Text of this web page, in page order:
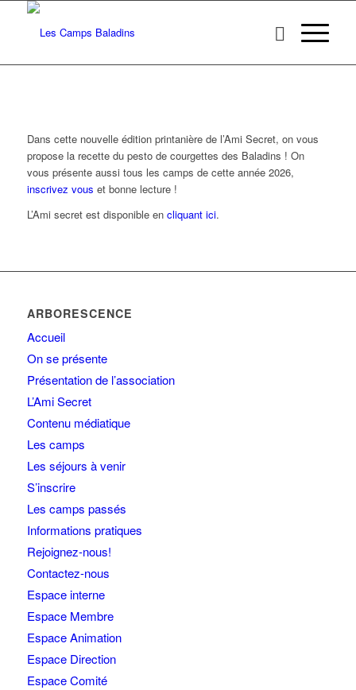
Dans cette nouvelle édition printanière de l’Ami Secret, on vous
propose la recette du pesto de courgettes des Baladins ! On
vous présente aussi tous les camps de cette année 2026,
inscrivez vous et bonne lecture !
L’Ami secret est disponible en cliquant ici.
ARBORESCENCE
Accueil
On se présente
Présentation de l’association
L’Ami Secret
Contenu médiatique
Les camps
Les séjours à venir
S’inscrire
Les camps passés
Informations pratiques
Rejoignez-nous!
Contactez-nous
Espace interne
Espace Membre
Espace Animation
Espace Direction
Espace Comité